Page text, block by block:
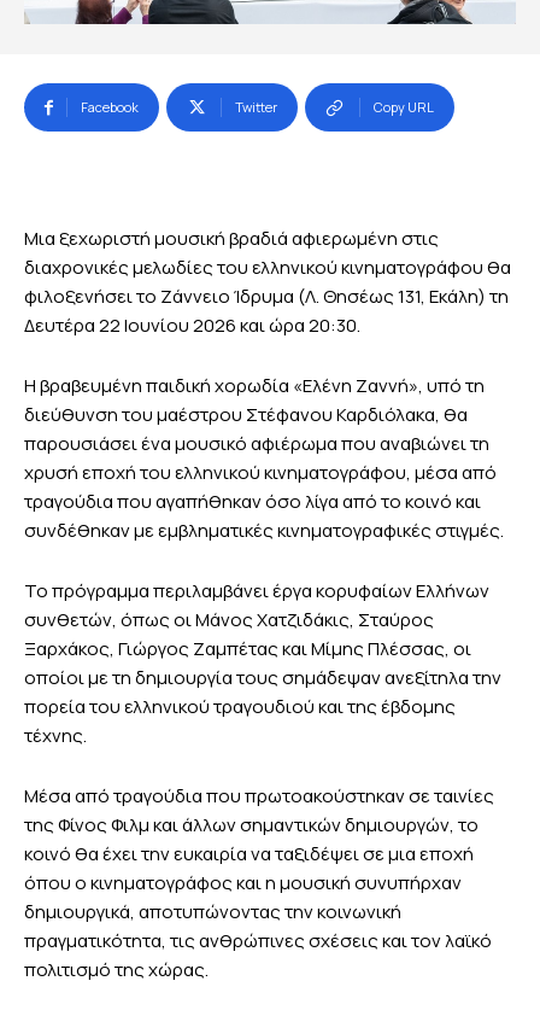
Facebook Twitter Copy URL
Μια ξεχωριστή μουσική βραδιά αφιερωμένη στις
διαχρονικές μελωδίες του ελληνικού κινηματογράφου θα
φιλοξενήσει το Ζάννειο Ίδρυμα (Λ. Θησέως 131, Εκάλη) τη
Δευτέρα 22 Ιουνίου 2026 και ώρα 20:30.
Η βραβευμένη παιδική χορωδία «Ελένη Ζαννή», υπό τη
διεύθυνση του μαέστρου Στέφανου Καρδιόλακα, θα
παρουσιάσει ένα μουσικό αφιέρωμα που αναβιώνει τη
χρυσή εποχή του ελληνικού κινηματογράφου, μέσα από
τραγούδια που αγαπήθηκαν όσο λίγα από το κοινό και
συνδέθηκαν με εμβληματικές κινηματογραφικές στιγμές.
Το πρόγραμμα περιλαμβάνει έργα κορυφαίων Ελλήνων
συνθετών, όπως οι Μάνος Χατζιδάκις, Σταύρος
Ξαρχάκος, Γιώργος Ζαμπέτας και Μίμης Πλέσσας, οι
οποίοι με τη δημιουργία τους σημάδεψαν ανεξίτηλα την
πορεία του ελληνικού τραγουδιού και της έβδομης
τέχνης.
Μέσα από τραγούδια που πρωτοακούστηκαν σε ταινίες
της Φίνος Φιλμ και άλλων σημαντικών δημιουργών, το
κοινό θα έχει την ευκαιρία να ταξιδέψει σε μια εποχή
όπου ο κινηματογράφος και η μουσική συνυπήρχαν
δημιουργικά, αποτυπώνοντας την κοινωνική
πραγματικότητα, τις ανθρώπινες σχέσεις και τον λαϊκό
πολιτισμό της χώρας.